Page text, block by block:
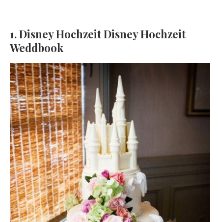
1. Disney Hochzeit Disney Hochzeit
Weddbook